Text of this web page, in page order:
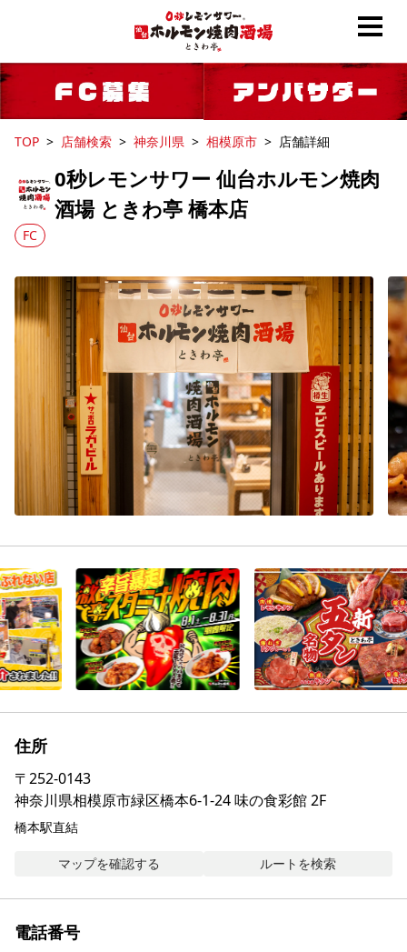
TOP 店舗検索 神奈川県 相模原市 店舗詳細
0秒レモンサワー 仙台ホルモン焼肉
酒場 ときわ亭 橋本店
FC
住所
〒252-0143
神奈川県相模原市緑区橋本6-1-24 味の食彩館 2F
橋本駅直結
マップを確認する ルートを検索
電話番号